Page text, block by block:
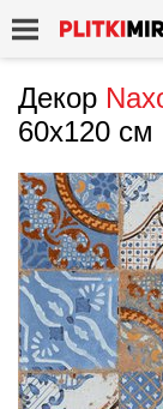
Декор
60x120 см